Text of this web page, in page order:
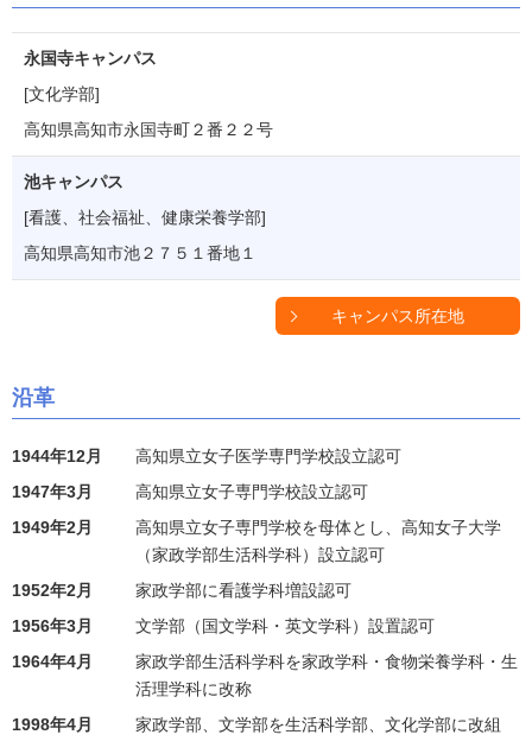
永国寺キャンパス
[文化学部]
高知県高知市永国寺町２番２２号
池キャンパス
[看護、社会福祉、健康栄養学部]
高知県高知市池２７５１番地１
キャンパス所在地
沿革
1944年12月
高知県立女子医学専門学校設立認可
1947年3月
高知県立女子専門学校設立認可
1949年2月
高知県立女子専門学校を母体とし、高知女子大学
（家政学部生活科学科）設立認可
1952年2月
家政学部に看護学科増設認可
1956年3月
文学部（国文学科・英文学科）設置認可
1964年4月
家政学部生活科学科を家政学科・食物栄養学科・生
活理学科に改称
1998年4月
家政学部、文学部を生活科学部、文化学部に改組